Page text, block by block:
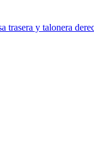
trasera y talonera